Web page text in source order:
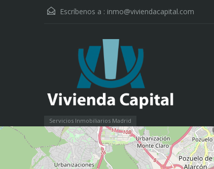
Escríbenos a : inmo@viviendacapital.com
Servicios Inmobiliarios Madrid